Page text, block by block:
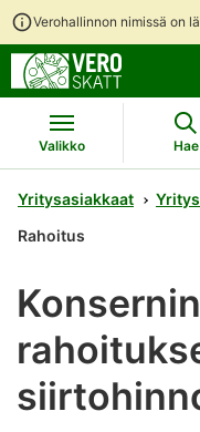
Verohallinnon nimissä on
Valikko Hae
Yritysasiakkaat
Rahoitus